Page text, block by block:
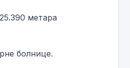
метара
болнице.